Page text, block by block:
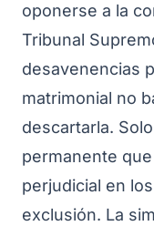
oponerse a la
Tribunal
desavenencias
matrimonial no
descartarla.
permanente
perjudicial en
exclusión. La